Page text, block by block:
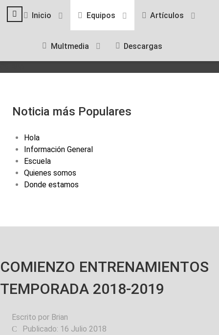
Inicio Equipos Artículos
Multmedia Descargas
Noticia más Populares
Hola
Información General
Escuela
Quienes somos
Donde estamos
COMIENZO ENTRENAMIENTOS
TEMPORADA 2018-2019
Escrito por Brian
Publicado: 16 Julio 2018